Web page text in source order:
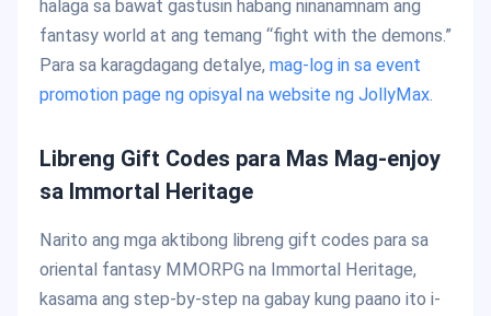
halaga sa bawat gastusin habang ninanamnam ang
fantasy world at ang temang “fight with the demons.”
Para sa karagdagang detalye, mag-log in sa event
promotion page ng opisyal na website ng JollyMax
Libreng Gift Codes para Mas Mag-enjoy
sa Immortal Heritage
Narito ang mga aktibong libreng gift codes para sa
oriental fantasy MMORPG na Immortal Heritage,
kasama ang step-by-step na gabay kung paano ito i-